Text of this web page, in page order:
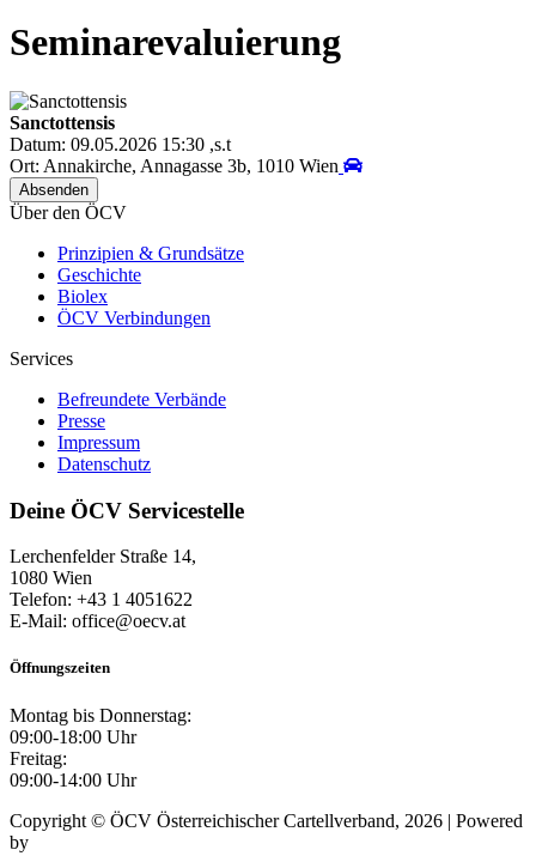
Seminarevaluierung
Sanctottensis
Datum: 09.05.2026 15:30 ,s.t
Ort: Annakirche, Annagasse 3b, 1010 Wien
Über den ÖCV
Prinzipien & Grundsätze
Geschichte
Biolex
ÖCV Verbindungen
Services
Befreundete Verbände
Presse
Impressum
Datenschutz
Deine ÖCV Servicestelle
Lerchenfelder Straße 14,
1080 Wien
Telefon: +43 1 4051622
E-Mail: office@oecv.at
Öffnungszeiten
Montag bis Donnerstag:
09:00-18:00 Uhr
Freitag:
09:00-14:00 Uhr
Copyright © ÖCV Österreichischer Cartellverband, 2026 | Powered
by